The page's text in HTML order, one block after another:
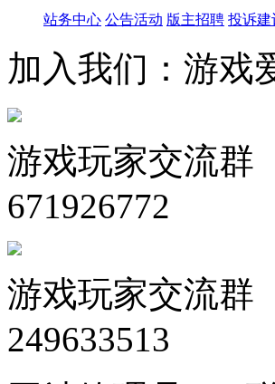
站务中心 公告活动 版主招聘 投诉建
加入我们：游戏
游戏玩家交流群
671926772
游戏玩家交流群
249633513